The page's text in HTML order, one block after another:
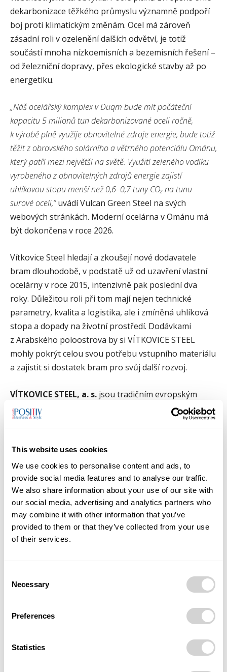
This website uses cookies
We use cookies to personalise content and ads, to
provide social media features and to analyse our traffic.
We also share information about your use of our site with
our social media, advertising and analytics partners who
may combine it with other information that you’ve
provided to them or that they’ve collected from your use
of their services.
Selection
Necessary
Preferences
Statistics
dekarbonizace těžkého průmyslu významně podpoří
boj proti klimatickým změnám. Ocel má zároveň
zásadní roli v ozelenění dalších odvětví, je totiž
součástí mnoha nízkoemisních a bezemisních řešení –
od železniční dopravy, přes ekologické stavby až po
energetiku.
„Náš ocelářský komplex v Duqm bude mít počáteční
kapacitu 5 milionů tun dekarbonizované oceli ročně,
k výrobě plně využije obnovitelné zdroje energie, bude totiž
těžit z obrovského solárního a větrného potenciálu Ománu,
který patří mezi největší na světě. Využití zeleného vodíku
vyrobeného z obnovitelných zdrojů energie zajistí
uhlíkovou stopu menší než 0,6–0,7 tuny CO₂ na tunu
surové oceli,“uvádí Vulcan Green Steel na svých
webových stránkách. Moderní ocelárna v Ománu má
být dokončena v roce 2026.
Vítkovice Steel hledají a zkoušejí nové dodavatele
bram dlouhodobě, v podstatě už od uzavření vlastní
ocelárny v roce 2015, intenzivně pak poslední dva
roky. Důležitou roli při tom mají nejen technické
parametry, kvalita a logistika, ale i zmíněná uhlíková
stopa a dopady na životní prostředí. Dodávkami
z Arabského poloostrova by si VÍTKOVICE STEEL
mohly pokrýt celou svou potřebu vstupního materiálu
a zajistit si dostatek bram pro svůj další rozvoj.
VÍTKOVICE STEEL, a. s. jsou tradičním evropským
výrobcem válcovaných výrobků z oceli, největším
výrobcem ocelových plechů v České republice a
vlastní nadnárodní investiční fondy ze zemí bývalého
Sovětského svazu. Firma zaměstnává přes 800 lidí.
Většina produktů ostravského podniku se uplatňuje
ve stavebnictví a strojírenství. Do zahraničí směřuje 70
% prodaných výrobků.
Zdroj: TZ VÍTKOVICE STEEL, a. s.
zelená ocel